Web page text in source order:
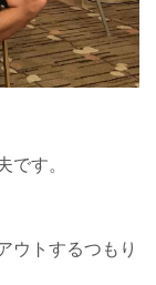
です。
ウトするつもり